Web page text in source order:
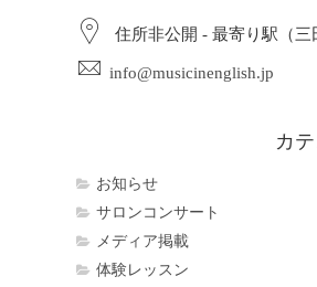
住所非公開 - 最寄り駅（三
info@musicinenglish.jp
カ
お知らせ
サロンコンサート
メディア掲載
体験レッスン